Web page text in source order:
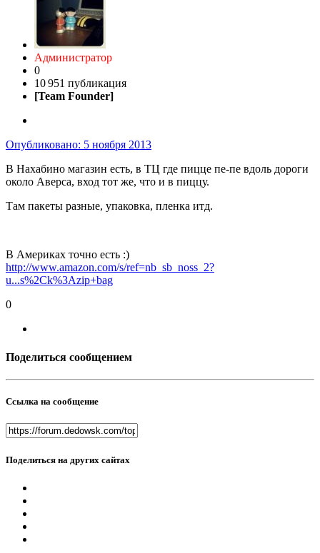
Администратор
0
10 951 публикация
[Team Founder]
Опубликовано: 5 ноября 2013
В Нахабино магазин есть, в ТЦ где пицце пе-пе вдоль дороги
около Аверса, вход тот же, что и в пиццу.
Там пакеты разные, упаковка, пленка итд.
В Америках точно есть :)
http://www.amazon.com/s/ref=nb_sb_noss_2?
u...s%2Ck%3Azip+bag
0
Поделиться сообщением
Ссылка на сообщение
Поделиться на других сайтах